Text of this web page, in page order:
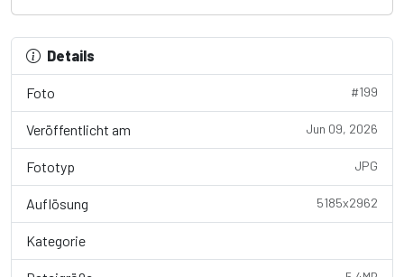
Details
Foto #199
Veröffentlicht am Jun 09, 2026
Fototyp JPG
Auflösung 5185x2962
Kategorie